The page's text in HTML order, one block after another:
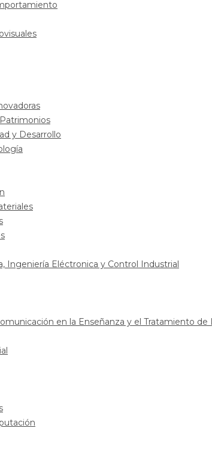
y Desarrollo
Ingeniería Eléctronica y Control Industrial
en la Enseñanza y el Tratamiento de